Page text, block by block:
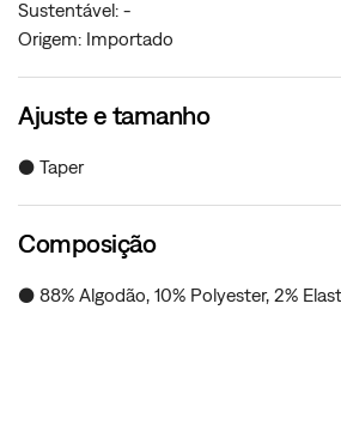
Sustentável: -
Origem: Importado
Ajuste e tamanho
● Taper
Composição
● 88% Algodão, 10% Polyester, 2%